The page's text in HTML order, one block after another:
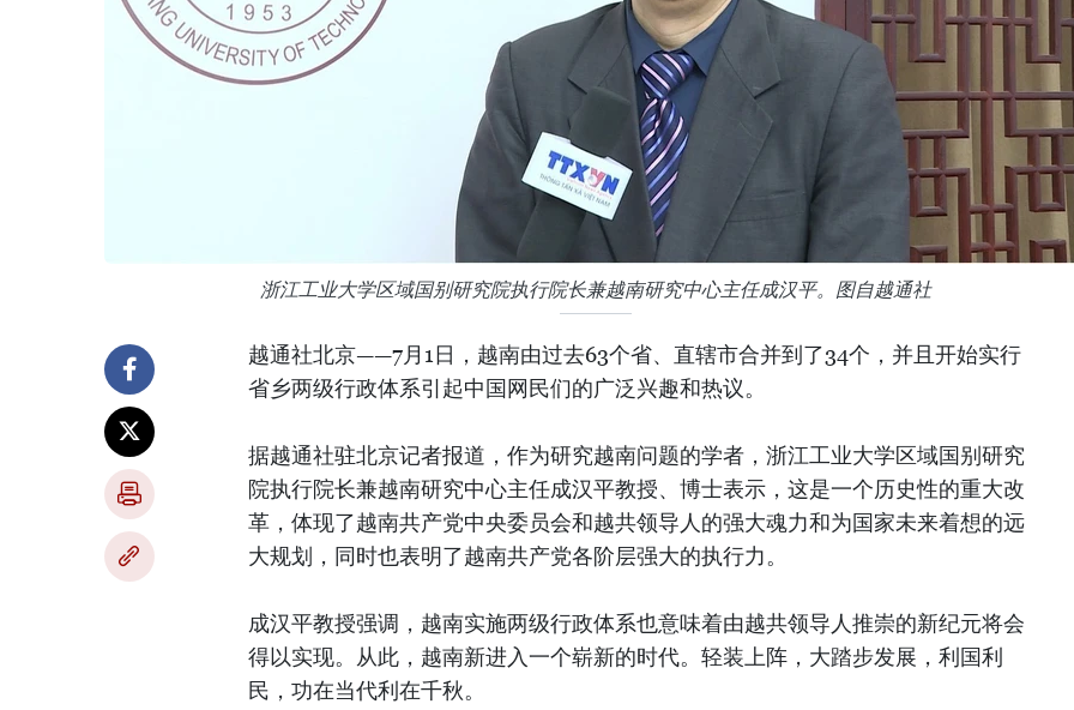
浙江工业大学区域国别研究院执行院长兼越南研究中心主任成汉平。图自越通社
越通社北京——7月1日，越南由过去63个省、直辖市合并到了34个，并且开始实行
省乡两级行政体系引起中国网民们的广泛兴趣和热议。
据越通社驻北京记者报道，作为研究越南问题的学者，浙江工业大学区域国别研究
院执行院长兼越南研究中心主任成汉平教授、博士表示，这是一个历史性的重大改
革，体现了越南共产党中央委员会和越共领导人的强大魂力和为国家未来着想的远
大规划，同时也表明了越南共产党各阶层强大的执行力。
成汉平教授强调，越南实施两级行政体系也意味着由越共领导人推崇的新纪元将会
得以实现。从此，越南新进入一个崭新的时代。轻装上阵，大踏步发展，利国利
民，功在当代利在千秋。